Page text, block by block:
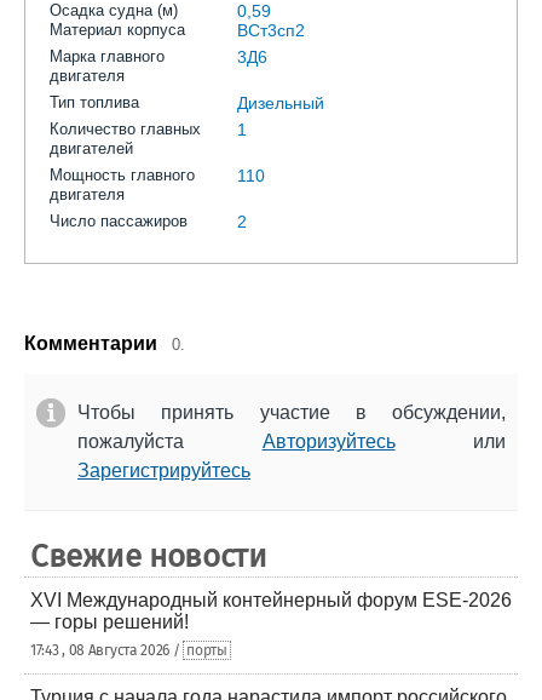
Осадка судна (м) 0,59
Материал корпуса ВСт3сп2
Марка главного
двигателя
3Д6
Тип топлива Дизельный
Количество главных
двигателей
1
Мощность главного
двигателя
110
Число пассажиров 2
Комментарии 0.
Чтобы принять участие в обсуждении,
пожалуйста Авторизуйтесьили
Зарегистрируйтесь
Свежие новости
XVI Международный контейнерный форум ESE-2026
— горы решений!
17:43 , 08 Августа 2026 / порты